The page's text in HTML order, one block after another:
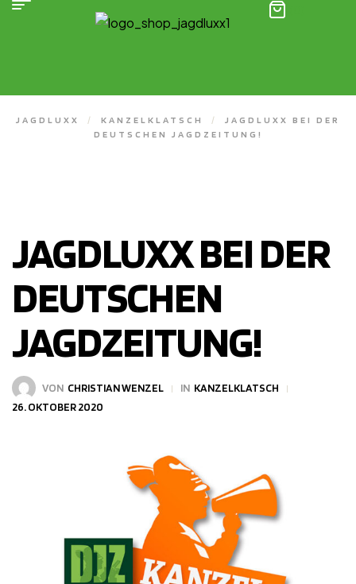
JAGDLUXX / KANZELKLATSCH /
JAGDLUXX BEI DER
DEUTSCHEN JAGDZEITUNG!
JAGDLUXX BEI DER
DEUTSCHEN
JAGDZEITUNG!
VON CHRISTIAN WENZEL IN KANZELKLATSCH
26. OKTOBER 2020